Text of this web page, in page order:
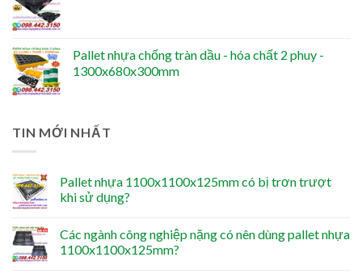
Pallet nhựa chống tràn dầu - hóa chất 2 phuy -
1300x680x300mm
TIN MỚI NHẤT
Pallet nhựa 1100x1100x125mm có bị trơn trượt
khi sử dụng?
Các ngành công nghiệp nặng có nên dùng pallet nhựa
1100x1100x125mm?